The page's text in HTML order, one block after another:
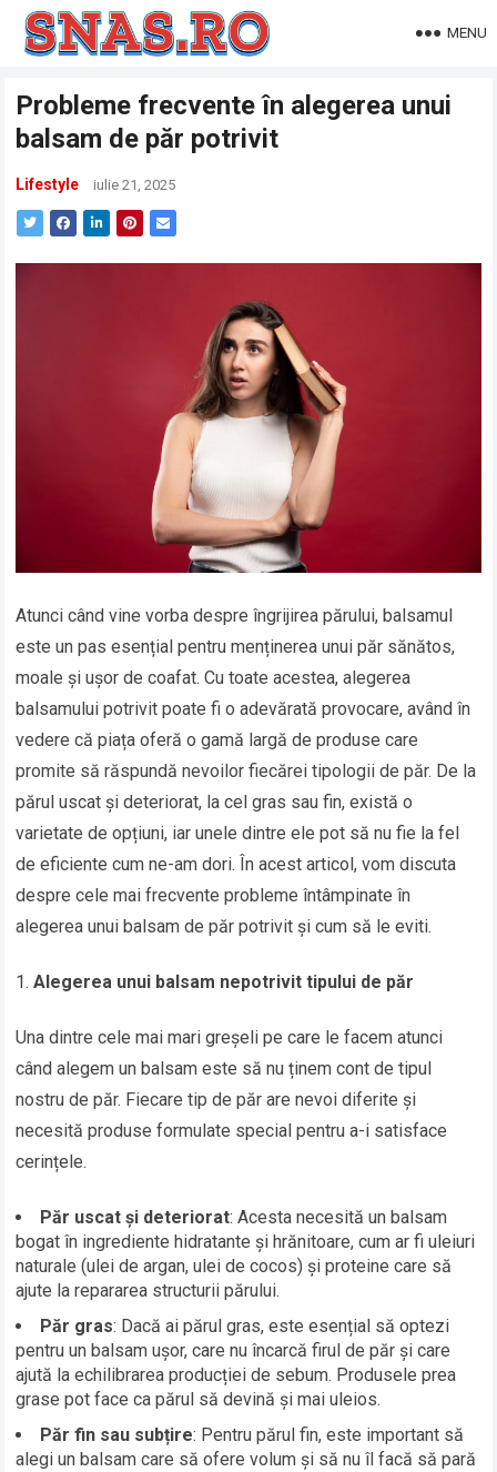
MENU
Probleme frecvente în alegerea unui
balsam de păr potrivit
Lifestyle iulie 21, 2025
Atunci când vine vorba despre îngrijirea părului, balsamul
este un pas esențial pentru menținerea unui păr sănătos,
moale și ușor de coafat. Cu toate acestea, alegerea
balsamului potrivit poate fi o adevărată provocare, având în
vedere că piața oferă o gamă largă de produse care
promite să răspundă nevoilor fiecărei tipologii de păr. De la
părul uscat și deteriorat, la cel gras sau fin, există o
varietate de opțiuni, iar unele dintre ele pot să nu fie la fel
de eficiente cum ne-am dori. În acest articol, vom discuta
despre cele mai frecvente probleme întâmpinate în
alegerea unui balsam de păr potrivit și cum să le eviti.
Alegerea unui balsam nepotrivit tipului de păr
Una dintre cele mai mari greșeli pe care le facem atunci
când alegem un balsam este să nu ținem cont de tipul
nostru de păr. Fiecare tip de păr are nevoi diferite și
necesită produse formulate special pentru a-i satisface
cerințele.
Păr uscat și deteriorat: Acesta necesită un balsam
bogat în ingrediente hidratante și hrănitoare, cum ar fi uleiuri
naturale (ulei de argan, ulei de cocos) și proteine care să
ajute la repararea structurii părului.
Păr gras: Dacă ai părul gras, este esențial să optezi
pentru un balsam ușor, care nu încarcă firul de păr și care
ajută la echilibrarea producției de sebum. Produsele prea
grase pot face ca părul să devină și mai uleios.
Păr fin sau subțire: Pentru părul fin, este important să
alegi un balsam care să ofere volum și să nu îl facă să pară